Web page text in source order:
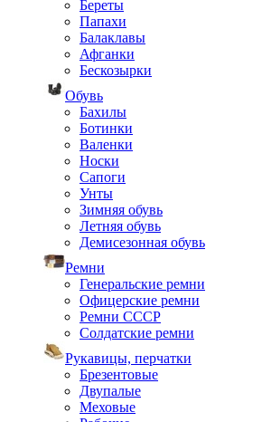
Береты
Папахи
Балаклавы
Афганки
Бескозырки
Обувь
Бахилы
Ботинки
Валенки
Носки
Сапоги
Унты
Зимняя обувь
Летняя обувь
Демисезонная обувь
Ремни
Генеральские ремни
Офицерские ремни
Ремни СССР
Солдатские ремни
Рукавицы, перчатки
Брезентовые
Двупалые
Меховые